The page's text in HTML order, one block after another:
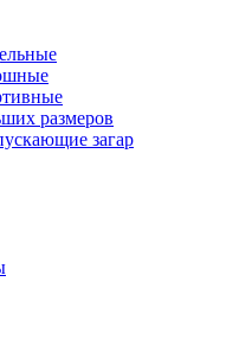
размеров
загар